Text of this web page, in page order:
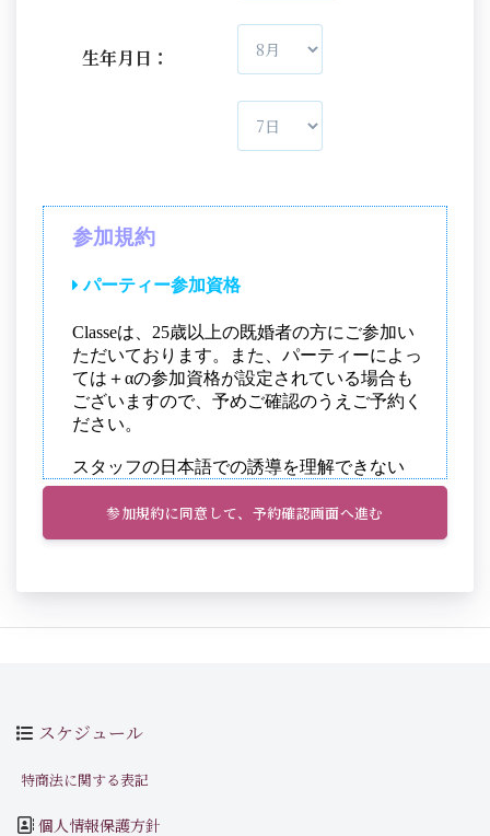
生年月日：
参加規約に同意して、予約確認画面へ進む
スケジュール
特商法に関する表記
個人情報保護方針